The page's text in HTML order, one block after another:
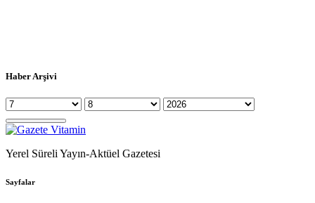
Haber Arşivi
Yerel Süreli Yayın-Aktüel Gazetesi
Sayfalar